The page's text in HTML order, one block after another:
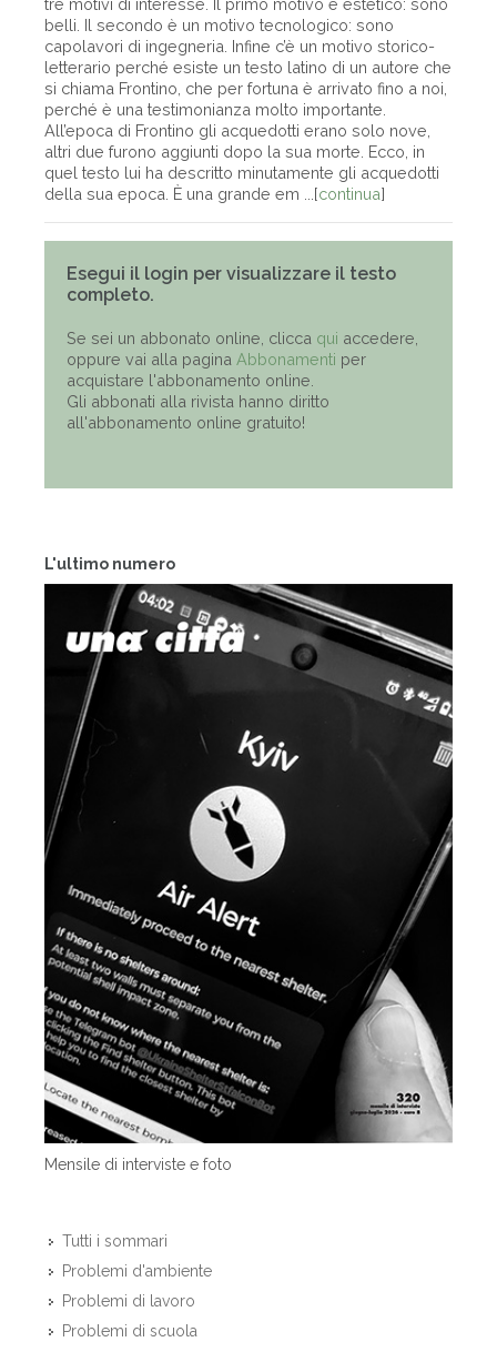
L'ultimo numero
Mensile di interviste e foto
Tutti i sommari
Problemi d'ambiente
Problemi di lavoro
Problemi di scuola
tre motivi di interesse. Il primo motivo è estetico: sono
belli. Il secondo è un motivo tecnologico: sono
capolavori di ingegneria. Infine c’è un motivo storico-
letterario perché esiste un testo latino di un autore che
si chiama Frontino, che per fortuna è arrivato fino a noi,
perché è una testimonianza molto importante.
All’epoca di Frontino gli acquedotti erano solo nove,
altri due furono aggiunti dopo la sua morte. Ecco, in
quel testo lui ha descritto minutamente gli acquedotti
della sua epoca. È una grande em ...[continua]
Esegui il login per visualizzare il testo
completo.
Se sei un abbonato online, clicca qui accedere,
oppure vai alla pagina Abbonamenti per
acquistare l'abbonamento online.
Gli abbonati alla rivista hanno diritto
all'abbonamento online gratuito!